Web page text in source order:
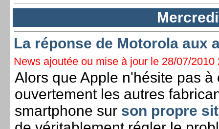
La réponse de Motorola aux
News ajoutée ou mise à jour le 28/07/2010
Alors que Apple n'hésite pas à
ouvertement les autres
smartphone sur son propre